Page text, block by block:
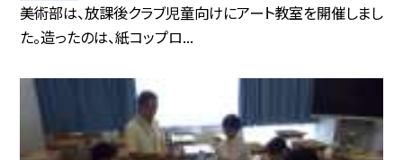
美術部は、放課後クラブ児童向けにアート教室を開催しまし
た。造ったのは、紙コップロ...